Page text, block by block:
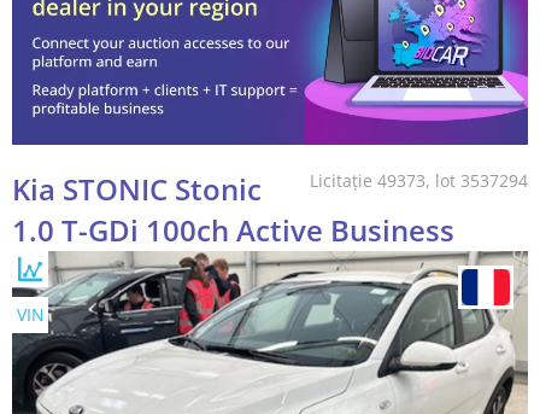
Licitație 49373, lot 3537294
Kia STONIC Stonic
1.0 T-GDi 100ch Active Business
VIN